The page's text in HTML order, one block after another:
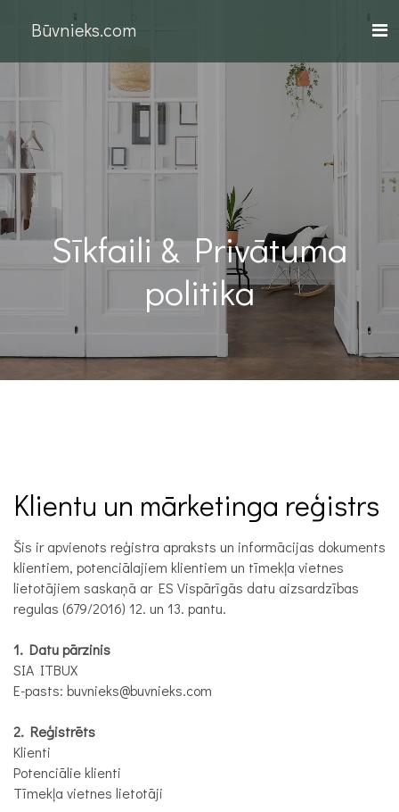
Būvnieks.com
Sīkfaili & Privātuma
politika
Klientu un mārketinga reģistrs
Šis ir apvienots reģistra apraksts un informācijas dokuments
klientiem, potenciālajiem klientiem un tīmekļa vietnes
lietotājiem saskaņā ar ES Vispārīgās datu aizsardzības
regulas (679/2016) 12. un 13. pantu.
1. Datu pārzinis
SIA ITBUX
E-pasts: buvnieks@buvnieks.com
2. Reģistrēts
Klienti
Potenciālie klienti
Tīmekļa vietnes lietotāji